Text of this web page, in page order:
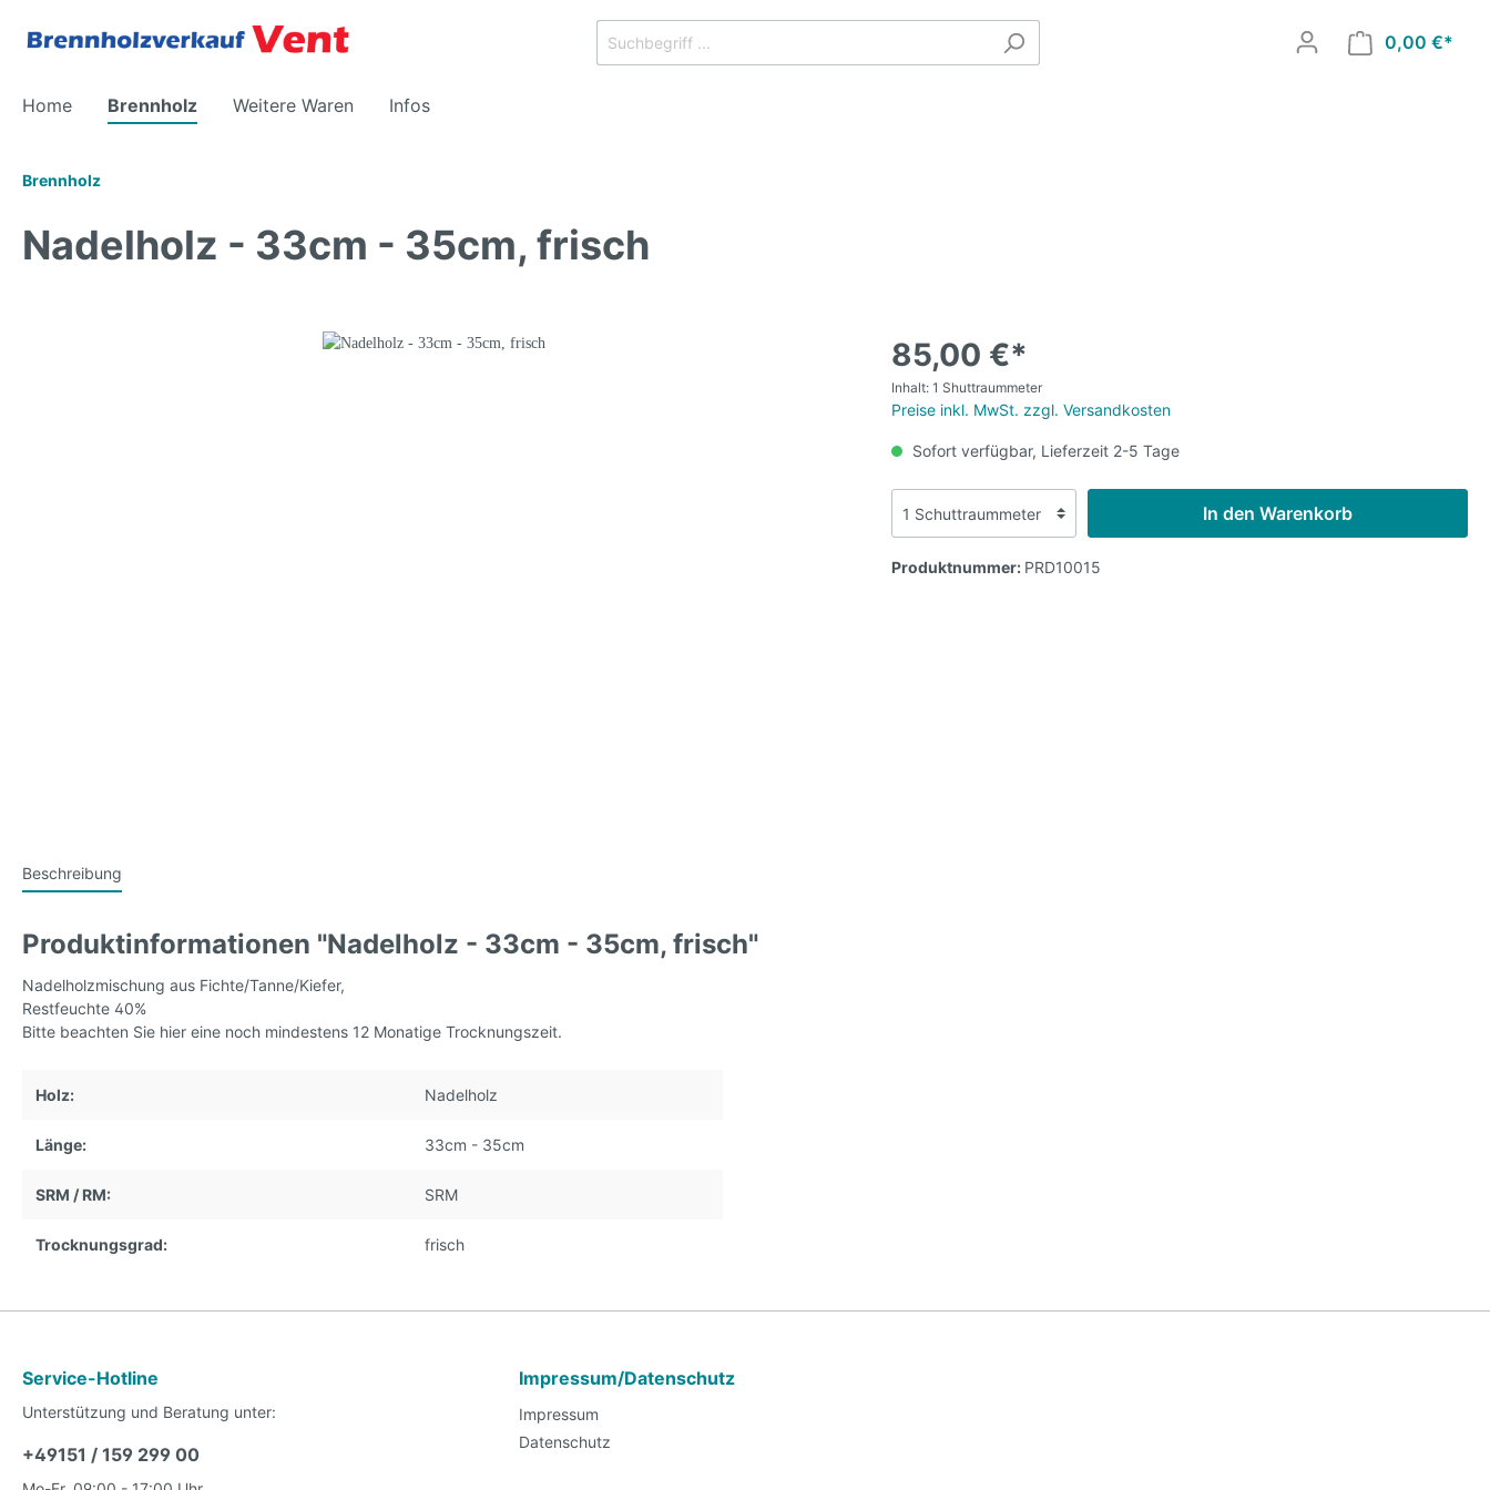
0,00 €*
Home Brennholz Weitere Waren Infos
Holz Trocknen Energiedichte
Brennholz
Nadelholz - 33cm - 35cm, frisch
85,00 €*
Inhalt: 1 Shuttraummeter
Preise inkl. MwSt. zzgl. Versandkosten
Sofort verfügbar, Lieferzeit 2-5 Tage
In den Warenkorb
Produktnummer: PRD10015
Beschreibung
Produktinformationen "Nadelholz - 33cm - 35cm, frisch"
Nadelholzmischung aus Fichte/Tanne/Kiefer,
Restfeuchte 40%
Bitte beachten Sie hier eine noch mindestens 12 Monatige Trocknungszeit.
Holz: Nadelholz
Länge: 33cm - 35cm
SRM / RM: SRM
Trocknungsgrad: frisch
Service-Hotline
Unterstützung und Beratung unter:
+49151 / 159 299 00
Impressum/Datenschutz
Impressum
Datenschutz